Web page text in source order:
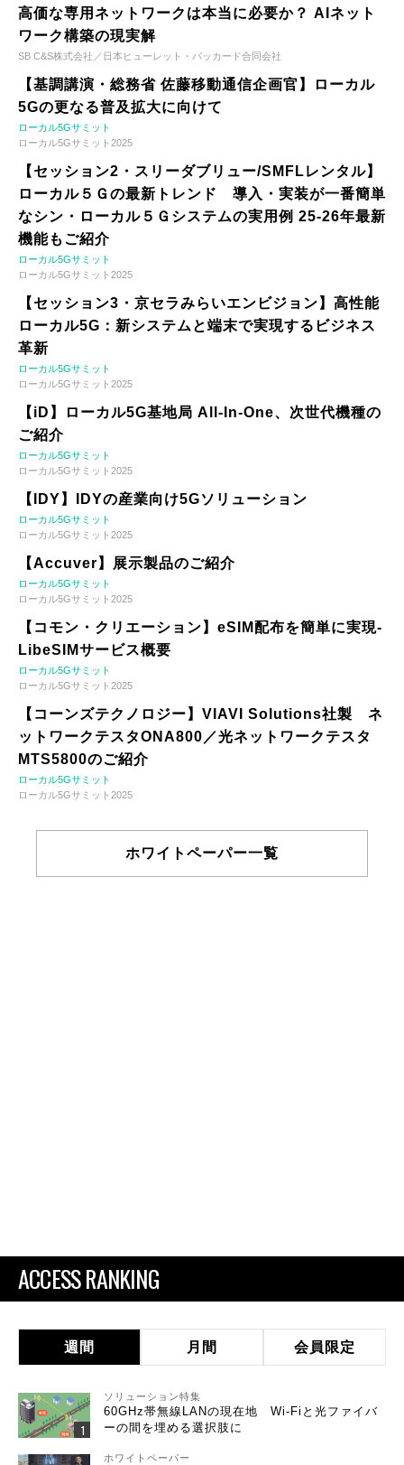
高価な専用ネットワークは本当に必要か？ AIネット
ワーク構築の現実解
SB C&S株式会社／日本ヒューレット・パッカード合同会社
【基調講演・総務省 佐藤移動通信企画官】ローカル
5Gの更なる普及拡大に向けて
ローカル5Gサミット
ローカル5Gサミット2025
【セッション2・スリーダブリュー/SMFLレンタル】
ローカル５Ｇの最新トレンド 導入・実装が一番簡単
なシン・ローカル５Ｇシステムの実用例 25-26年最新
機能もご紹介
ローカル5Gサミット
ローカル5Gサミット2025
【セッション3・京セラみらいエンビジョン】高性能
ローカル5G：新システムと端末で実現するビジネス
革新
ローカル5Gサミット
ローカル5Gサミット2025
【iD】ローカル5G基地局 All-In-One、次世代機種の
ご紹介
ローカル5Gサミット
ローカル5Gサミット2025
【IDY】IDYの産業向け5Gソリューション
ローカル5Gサミット
ローカル5Gサミット2025
【Accuver】展示製品のご紹介
ローカル5Gサミット
ローカル5Gサミット2025
【コモン・クリエーション】eSIM配布を簡単に実現-
LibeSIMサービス概要
ローカル5Gサミット
ローカル5Gサミット2025
【コーンズテクノロジー】VIAVI Solutions社製 ネ
ットワークテスタONA800／光ネットワークテスタ
MTS5800のご紹介
ローカル5Gサミット
ローカル5Gサミット2025
ホワイトペーパー一覧
ACCESS RANKING
週間 月間 会員限定
ソリューション特集
60GHz帯無線LANの現在地 Wi-Fiと光ファイバ
ーの間を埋める選択肢に
ホワイトペーパー